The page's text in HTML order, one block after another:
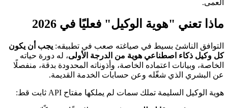
العمى.
ماذا تعني "هوية الوكيل" فعليًا في 2026
التوافق الناشئ بسيط في صياغته صعب في تطبيقه:يجب أن يكون
كل وكيل ذكاء اصطناعي هوية من الدرجة الأولى ، له دورة حياته
الخاصة، وبيانات اعتماده الخاصة، وأذوناته المحدودة بدقة، منفصلًا
عن البشري الذي شغّله وعن حسابات الخدمة القديمة.
هوية الوكيل السليمة تملك سمات لم يملكها مفتاح API ثابت قط: